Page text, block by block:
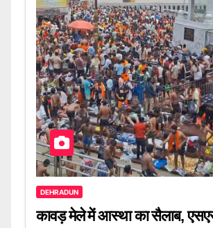
DEHRADUN
कावड़ मेले में आस्था का सैलाब,